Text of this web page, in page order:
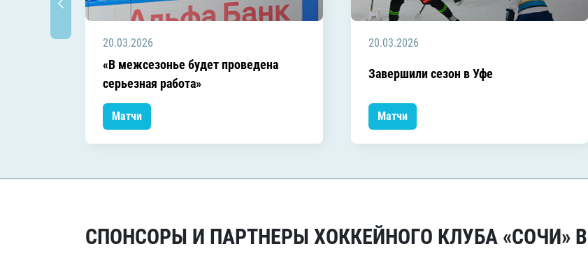
20.03.2026
«В межсезонье будет проведена
серьезная работа»
Матчи
20.03.2026
Завершили сезон в Уфе
Матчи
СПОНСОРЫ И ПАРТНЕРЫ ХОККЕЙНОГО КЛУБА «СОЧИ» В